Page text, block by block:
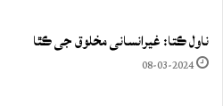
ناول ڪتا: غيرانساني مخلوق جي ڪٿا
08-03-2024